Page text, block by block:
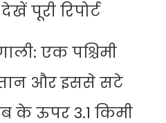
पूरी रिपोर्ट
एक पश्चिमी
और इससे सटे
के ऊपर 3.1 किमी